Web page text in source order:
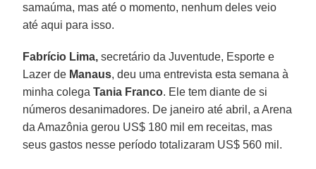
samaúma, mas até o momento, nenhum deles veio
até aqui para isso.
Fabrício Lima, secretário da Juventude, Esporte e
Lazer de Manaus, deu uma entrevista esta semana à
minha colegaTania Franco. Ele tem diante de si
números desanimadores. De janeiro até abril, a Arena
da Amazônia gerou US$ 180 mil em receitas, mas
seus gastos nesse período totalizaram US$ 560 mil.